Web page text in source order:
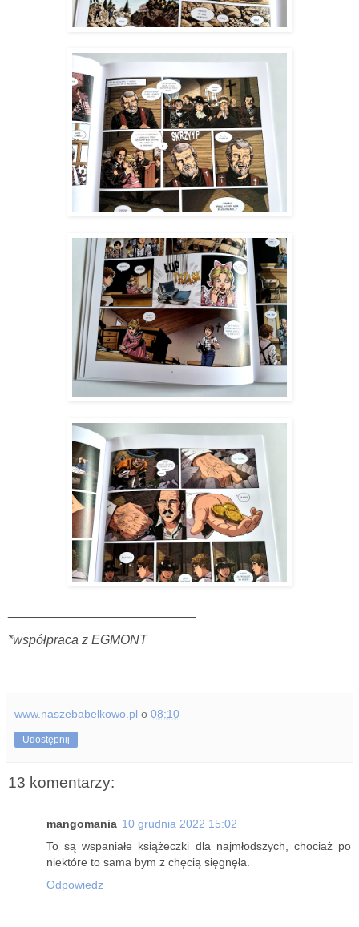
*współpraca z EGMONT
www.naszebabelkowo.pl o 08:10
Udostępnij
13 komentarzy:
mangomania 10 grudnia 2022 15:02
To są wspaniałe książeczki dla najmłodszych, chociaż po
niektóre to sama bym z chęcią sięgnęła.
Odpowiedz